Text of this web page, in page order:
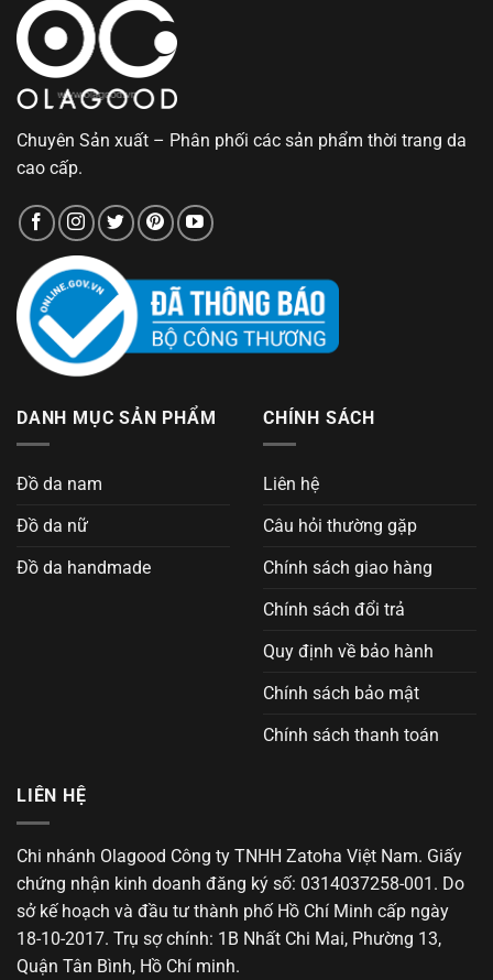
Chuyên Sản xuất – Phân phối các sản phẩm thời trang da
cao cấp.
DANH MỤC SẢN PHẨM
Đồ da nam
Đồ da nữ
Đồ da handmade
CHÍNH SÁCH
Liên hệ
Câu hỏi thường gặp
Chính sách giao hàng
Chính sách đổi trả
Quy định về bảo hành
Chính sách bảo mật
Chính sách thanh toán
LIÊN HỆ
Chi nhánh Olagood Công ty TNHH Zatoha Việt Nam. Giấy
chứng nhận kinh doanh đăng ký số: 0314037258-001. Do
sở kế hoạch và đầu tư thành phố Hồ Chí Minh cấp ngày
18-10-2017. Trụ sợ chính: 1B Nhất Chi Mai, Phường 13,
Quận Tân Bình, Hồ Chí minh.